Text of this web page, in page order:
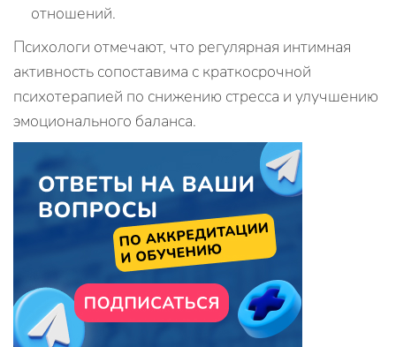
отношений.
Психологи отмечают, что регулярная интимная
активность сопоставима с краткосрочной
психотерапией по снижению стресса и улучшению
эмоционального баланса.